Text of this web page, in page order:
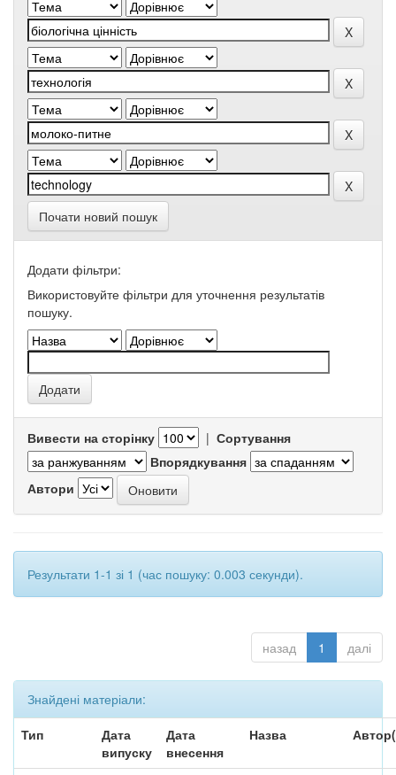
Почати новий пошук
Додати фільтри:
Використовуйте фільтри для уточнення результатів
пошуку.
Вивести на сторінку | Сортування
Впорядкування
Автори
Результати 1-1 зі 1 (час пошуку: 0.003 секунди).
назад 1 далі
Знайдені матеріали:
Тип
Дата
випуску
Дата
внесення
Назва